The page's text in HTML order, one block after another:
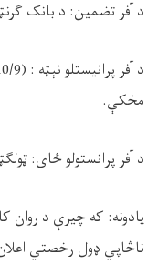
د آفر تضمین: د بانک ګرنټي په ډول (
مخکې.
د آفر پرانستولو ځای:
ناڅاپي ډول رخصتي